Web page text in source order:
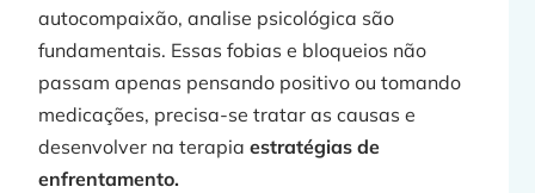
autocompaixão, analise psicológica são
fundamentais. Essas fobias e bloqueios não
passam apenas pensando positivo ou tomando
medicações, precisa-se tratar as causas e
desenvolver na terapiaestratégias de
enfrentamento.